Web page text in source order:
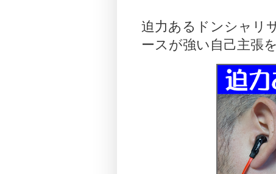
迫力あるドンシャリ
ースが強い自己主張